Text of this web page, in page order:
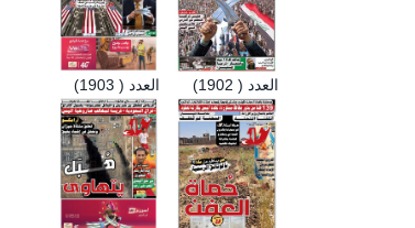
العدد ( 1903) العدد ( 1902)